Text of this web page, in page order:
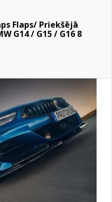
Flaps/ Priekšējā
G14 / G15 / G16 8